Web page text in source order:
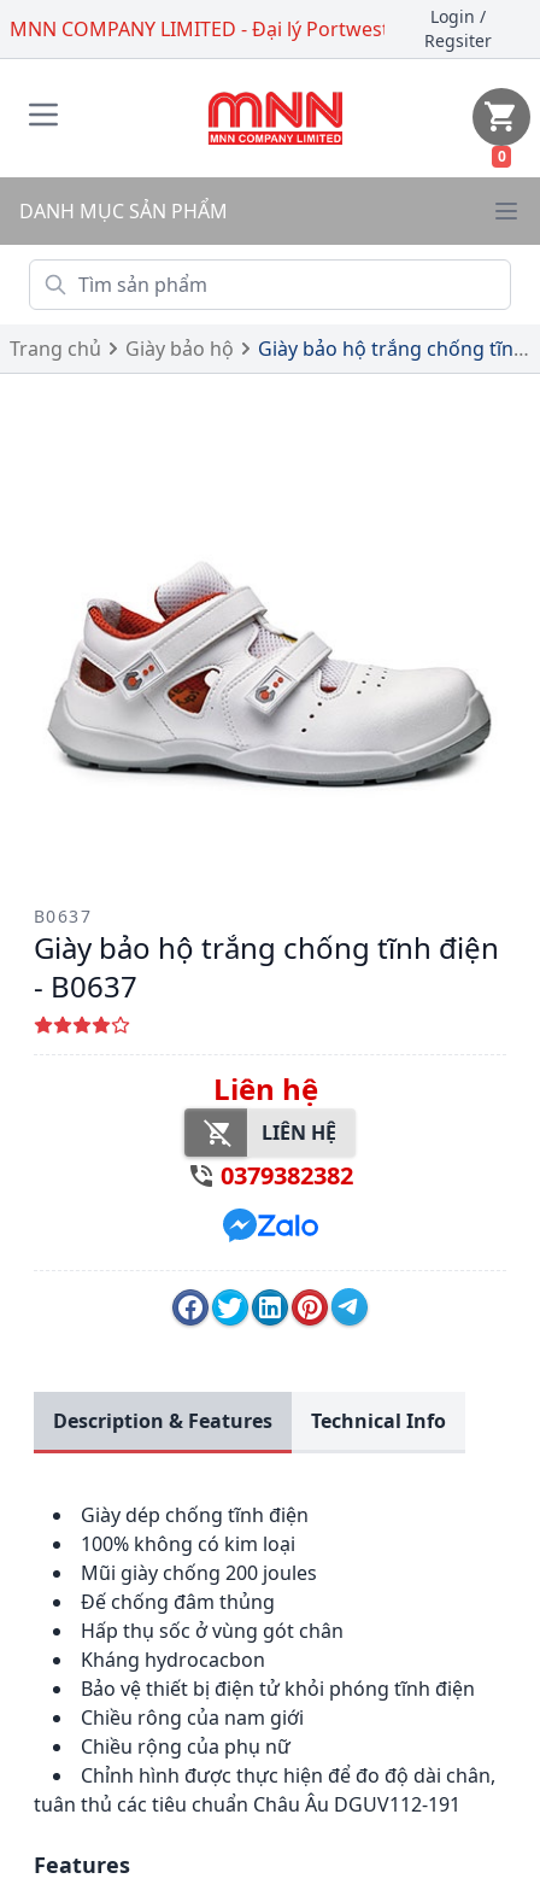
MNN COMPANY LIMITED - Đại lý Portwest Login /
Regsiter
0
DANH MỤC SẢN PHẨM
Trang chủ Giày bảo hộ Giày bảo hộ trắng chống tĩnh điện - B0637
B0637
Giày bảo hộ trắng chống tĩnh điện
- B0637
Liên hệ
LIÊN HỆ
0379382382
Description & Features Technical Info
Giày dép chống tĩnh điện
100% không có kim loại
Mũi giày chống 200 joules
Đế chống đâm thủng
Hấp thụ sốc ở vùng gót chân
Kháng hydrocacbon
Bảo vệ thiết bị điện tử khỏi phóng tĩnh điện
Chiều rông của nam giới
Chiều rộng của phụ nữ
Chỉnh hình được thực hiện để đo độ dài chân,
tuân thủ các tiêu chuẩn Châu Âu DGUV112-191
Features